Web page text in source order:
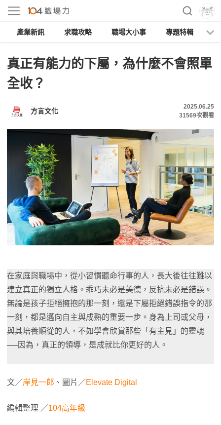
產業新訊 求職攻略 職場大小事 專題特輯
真正有能力的下屬，為什麼不會照單
全收？
方言文化
2025.06.25
31569次觀看
在家庭與職場中，從小習慣聽命行事的人，長大後往往難以
建立真正的獨立人格。乖巧未必是美德，反抗未必是錯誤。
無論是孩子拒絕擁抱的那一刻，還是下屬拒絕錯誤指令的那
一刻，都是邁向自主與成熟的重要一步。身為上司或父母，
與其培養順從的人，不如學會欣賞那些「有主見」的靈魂
──因為，真正的領導，是成就比你更好的人。
文／岸見一郎 、圖片／Elevate Digital
編輯整理 ／104高年級